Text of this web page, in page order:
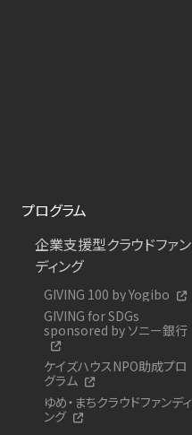
プログラム
企業支援型クラウドファン
ディング
GIVING 100 by Yogibo
GIVING for SDGs
sponsored by ソニー銀行
ケイズハウスNPO助成プロ
グラム
ゆめ・まちクラウドファンディ
ング